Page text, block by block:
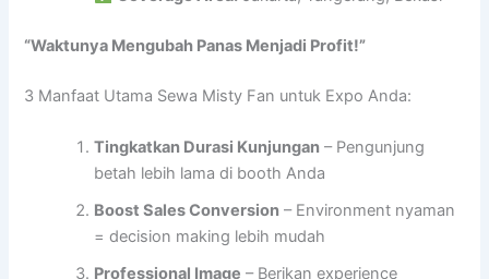
“Waktunya Mengubah Panas Menjadi Profit!”
3 Manfaat Utama Sewa Misty Fan untuk Expo Anda:
Tingkatkan Durasi Kunjungan – Pengunjung
betah lebih lama di booth Anda
Boost Sales Conversion – Environment nyaman
= decision making lebih mudah
Professional Image – Berikan experience